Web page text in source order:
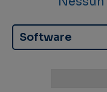
Software